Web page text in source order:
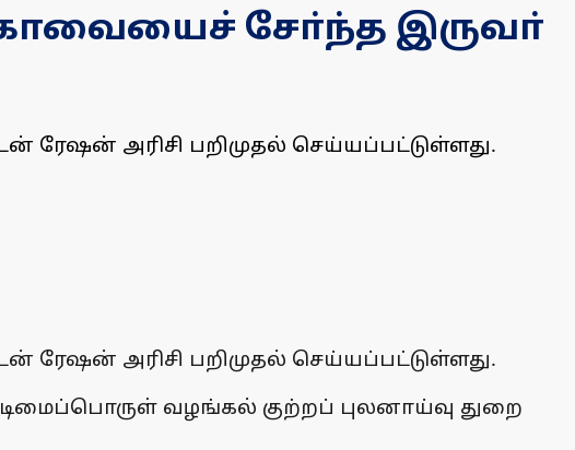
சோ்ந்த இருவா்
டன் ரேஷன் அரிசி பறிமுதல் செய்யப்பட்டுள்ளது.
டன் ரேஷன் அரிசி பறிமுதல் செய்யப்பட்டுள்ளது.
வழங்கல் குற்றப் புலனாய்வு துறை